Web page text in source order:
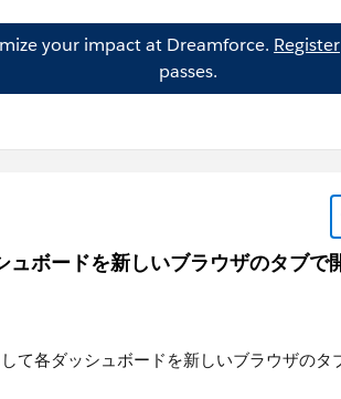
your impact at Dreamforce. Register
passes.
ボードを新しいブラウザのタブで
て各ダッシュボードを新しいブラウザのタ